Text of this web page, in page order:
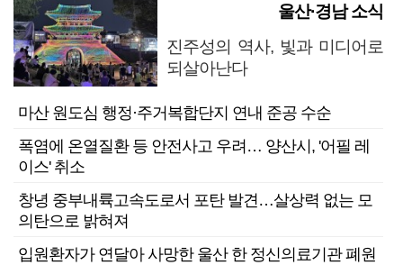
울산·경남 소식
진주성의 역사, 빛과 미디어로
되살아난다
마산 원도심 행정·주거복합단지 연내 준공 수순
폭염에 온열질환 등 안전사고 우려… 양산시, '어필 레
이스' 취소
창녕 중부내륙고속도로서 포탄 발견…살상력 없는 모
의탄으로 밝혀져
입원환자가 연달아 사망한 울산 한 정신의료기관 폐원